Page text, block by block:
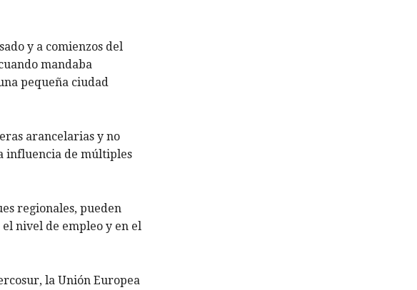
y a comienzos del
mandaba
pequeña ciudad
arancelarias y no
influencia de múltiples
regionales, pueden
nivel de empleo y en el
la Unión Europea